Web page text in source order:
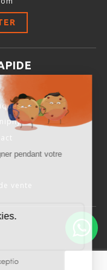
ACTIF
vente